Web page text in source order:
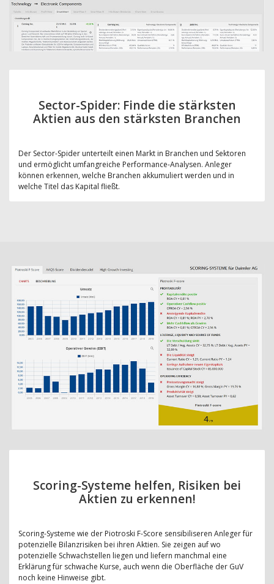
Sector-Spider: Finde die stärksten
Aktien aus den stärksten Branchen
Der Sector-Spider unterteilt einen Markt in Branchen und Sektoren
und ermöglicht umfangreiche Performance-Analysen. Anleger
können erkennen, welche Branchen akkumuliert werden und in
welche Titel das Kapital fließt.
Scoring-Systeme helfen, Risiken bei
Aktien zu erkennen!
Scoring-Systeme wie der Piotroski F-Score sensibiliseren Anleger für
potenzielle Bilanzrisiken bei ihren Aktien. Sie zeigen auf wo
potenzielle Schwachstellen liegen und liefern manchmal eine
Erklärung für schwache Kurse, auch wenn die Oberfläche der GuV
noch keine Hinweise gibt.